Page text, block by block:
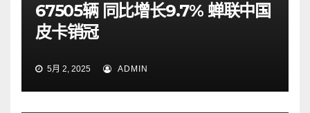
67505辆 同比增长9.7% 蝉联中国
皮卡销冠
5月 2, 2025 ADMIN